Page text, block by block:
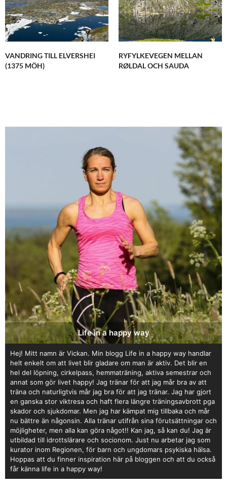
VANDRING TILL ELVERSHEI
(1375 MÖH)
RYFYLKEVEGEN MELLAN
RØLDAL OCH SAUDA
Life in a happy way
Hej! Mitt namn är Vickan. Min blogg Life in a happy way handlar
helt enkelt om att livet blir gladare om man är aktiv. Det blir en
hel del löpning, cirkelpass, hemmaträning, aktiva semestrar och
annat som gör livet happy! Jag tränar för att jag mår bra av att
träna och naturligtvis mår jag bra för att jag tränar. Jag har gjort
en ganska stor viktresa och haft flera längre träningsavbrott pga
skador och sjukdomar. Men jag har kämpat mig tillbaka och mår
nu bättre än någonsin. Alla tränar utifrån sina förutsättningar och
möjligheter, men alla kan göra något!! Kan jag, så kan du! Jag är
utbildad till idrottslärare och socionom. Just nu arbetar jag som
kurator inom Regionen, för barn och ungdomars psykiska hälsa.
Hoppas att du finner inspiration här på bloggen och att du också
får känna life in a happy way!